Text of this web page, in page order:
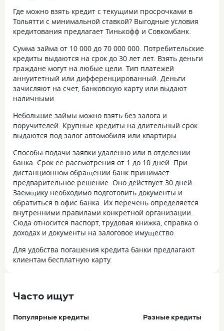
Где можно взять кредит с текущими просрочками в
Тольятти с минимальной ставкой? Выгодные условия
кредитования предлагает Тинькофф и Совкомбанк.
Сумма займа от 10 000 до 70 000 000. Потребительские
кредиты выдаются на срок до 30 лет лет. Взять деньги
граждане могут на любые цели. Тип платежей
аннуитетный или дифференцированный. Деньги
зачисляют на счет, банковскую карту или выдают
наличными.
Небольшие займы можно взять без залога и
поручителей. Крупные кредиты на длительный срок
выдаются под залог автомобиля или квартиры.
Способы подачи заявки удаленно или в отделении
банка. Срок ее рассмотрения от 1 до 10 дней. При
дистанционном обращении банк принимает
предварительное решение. Оно действует 30 дней.
Заемщику необходимо подготовить документы и
обратиться в офис банка. Их перечень определяется
внутренними правилами конкретной организации.
Сюда относится паспорт, трудовая книжка, справка о
доходах и документы на залоговое имущество.
Для удобства погашения кредита банки предлагают
клиентам бесплатную карту.
Часто ищут
Популярные кредиты Разные кредиты